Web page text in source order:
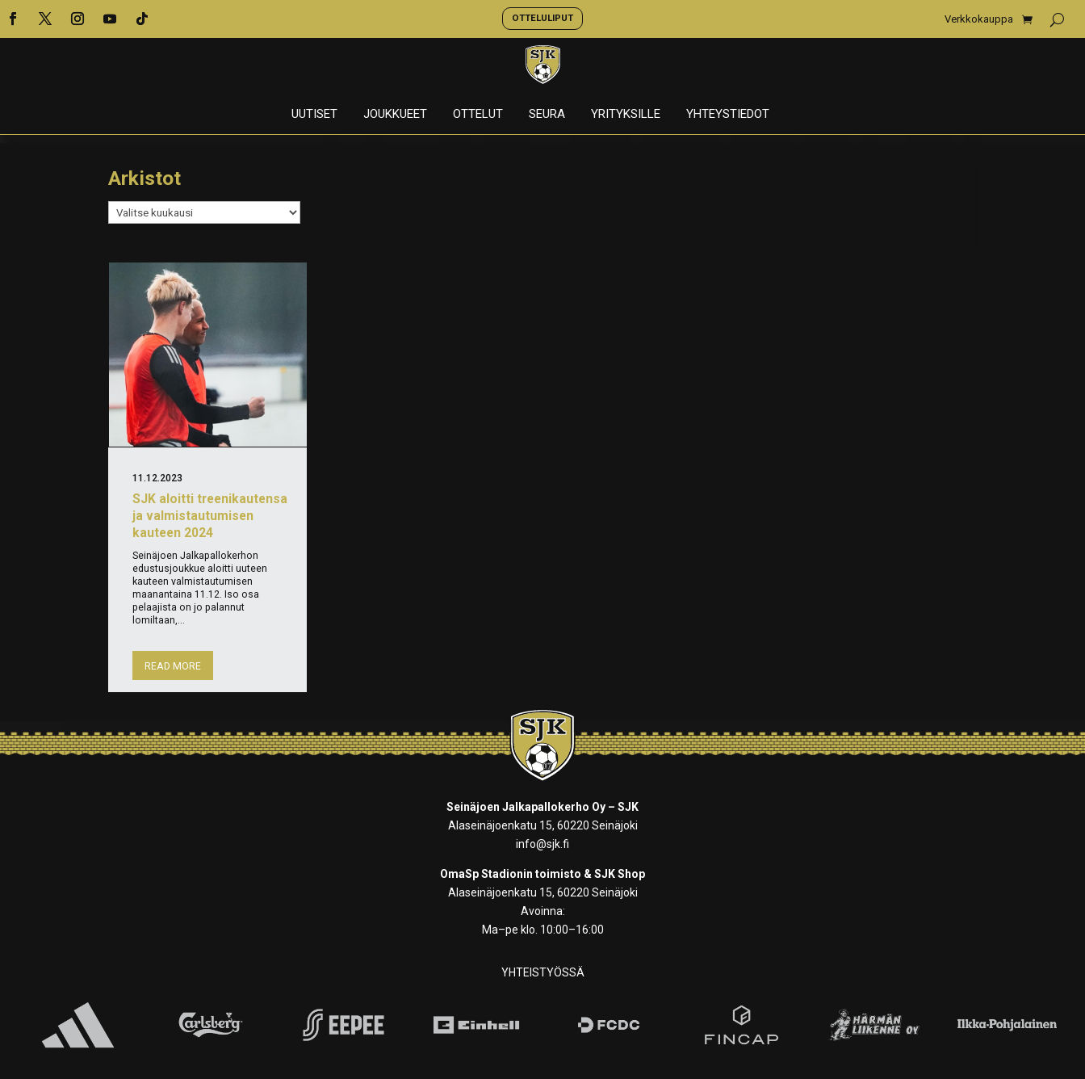
OTTELULIPUT Verkkokauppa
UUTISET JOUKKUEET OTTELUT SEURA YRITYKSILLE YHTEYSTIEDOT
Arkistot
Arkistot
SJK aloitti treenikautensa
ja valmistautumisen
kauteen 2024
11.12.2023
Seinäjoen Jalkapallokerhon
edustusjoukkue aloitti uuteen
kauteen valmistautumisen
maanantaina 11.12. Iso osa
pelaajista on jo palannut
lomiltaan,...
READ MORE
Seinäjoen Jalkapallokerho Oy – SJK
Alaseinäjoenkatu 15, 60220 Seinäjoki
info@sjk.fi
OmaSp Stadionin toimisto & SJK Shop
Alaseinäjoenkatu 15, 60220 Seinäjoki
Avoinna:
Ma–pe klo. 10:00–16:00
YHTEISTYÖSSÄ